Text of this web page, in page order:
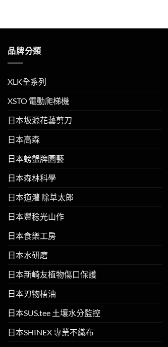
品牌分類
XLK全系列
XSTO 電動爬梯機
日本坂源花藝剪刀
日本高森
日本螃蟹牌園藝
日本森林科學
日本道灌 除草太郎
日本豐稔光山作
日本食樂工房
日本水研磨
日本新崎友植物傷口保護
日本刃物椿油
日本SUS.tee 土壤水分監控
日本SHINEX 專業不織布